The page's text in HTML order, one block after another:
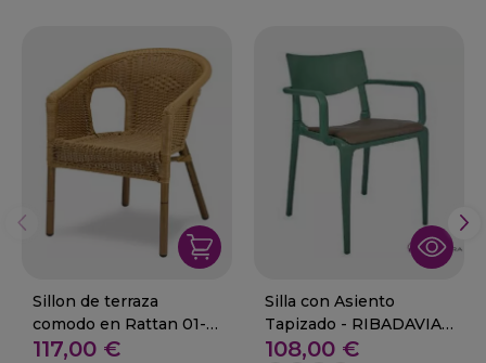
Sillon de terraza
comodo en Rattan 01-
Cincovillas
117,00 €
Silla con Asiento
Tapizado - RIBADAVIA-
TAP
108,00 €